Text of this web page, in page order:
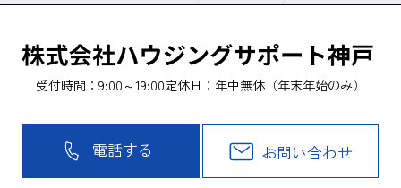
受付時間：9:00～19:00定休日：年中無休（年末年始のみ）
電話する お問い合わせ